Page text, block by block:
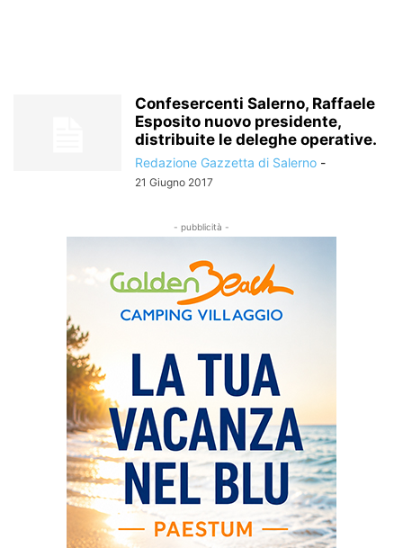
Confesercenti Salerno, Raffaele
Esposito nuovo presidente,
distribuite le deleghe operative.
Redazione Gazzetta di Salerno -
21 Giugno 2017
- pubblicità -